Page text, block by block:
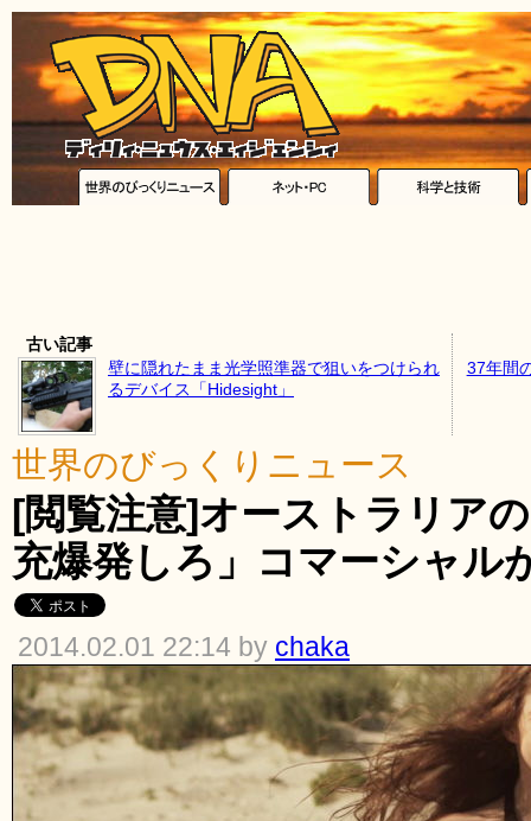
古い記事
壁に隠れたまま光学照準器で狙いをつけられ
るデバイス「Hidesight」
37年間
世界のびっくりニュース
[閲覧注意]オーストラリア
充爆発しろ」コマーシャル
2014.02.01 22:14 by chaka